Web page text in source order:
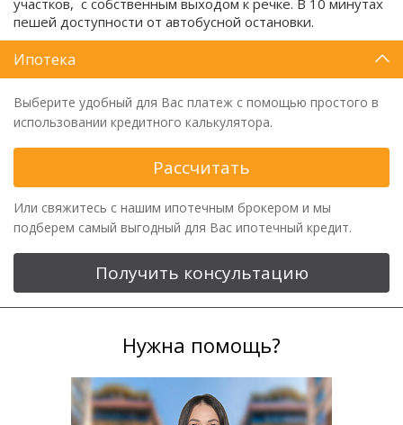
участков, с собственным выходом к речке. В 10 минутах
пешей доступности от автобусной остановки.
Ипотека
Выберите удобный для Вас платеж с помощью простого в
использовании кредитного калькулятора.
Рассчитать
Или свяжитесь с нашим ипотечным брокером и мы
подберем самый выгодный для Вас ипотечный кредит.
Получить консультацию
Нужна помощь?